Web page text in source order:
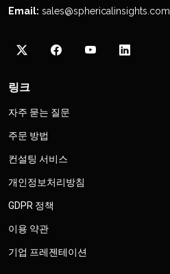
Email: sales@sphericalinsights.com
링크
자주 묻는 질문
주문 방법
컨설팅 서비스
개인정보처리방침
GDPR 정책
이용 약관
기업 프레젠테이션